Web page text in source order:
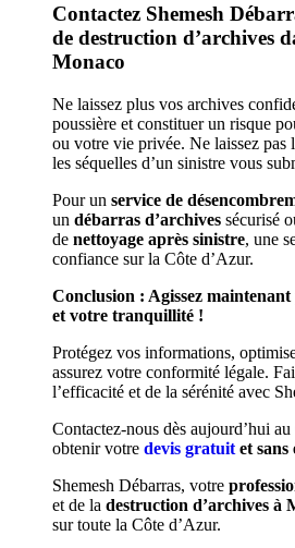
Contactez Shemesh
de destruction d’archives
Monaco
Ne laissez plus vos archives
poussière et constituer un risque
ou votre vie privée. Ne laissez pas
les séquelles d’un sinistre vous
Pour un service de
un débarras d’archives sécurisé
de nettoyage après sinistre, une
confiance sur la Côte d’Azur.
Conclusion : Agissez
et votre tranquillité !
Protégez vos informations,
assurez votre conformité légale.
l’efficacité et de la sérénité avec
Contactez-nous dès aujourd’hui au
obtenir votre devis gratuit et sans
Shemesh Débarras, votre
et de la destruction d’archives à
sur toute la Côte d’Azur.